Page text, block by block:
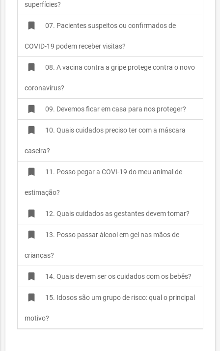
superfícies?
bookmark 07. Pacientes suspeitos ou confirmados de
COVID-19 podem receber visitas?
bookmark 08. A vacina contra a gripe protege contra o novo
coronavírus?
bookmark 09. Devemos ficar em casa para nos proteger?
bookmark 10. Quais cuidados preciso ter com a máscara
caseira?
bookmark 11. Posso pegar a COVI-19 do meu animal de
estimação?
bookmark 12. Quais cuidados as gestantes devem tomar?
bookmark 13. Posso passar álcool em gel nas mãos de
crianças?
bookmark 14. Quais devem ser os cuidados com os bebês?
bookmark 15. Idosos são um grupo de risco: qual o principal
motivo?